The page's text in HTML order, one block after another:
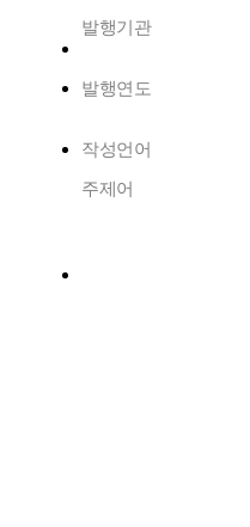
발행기관
발행연도
작성언어
주제어